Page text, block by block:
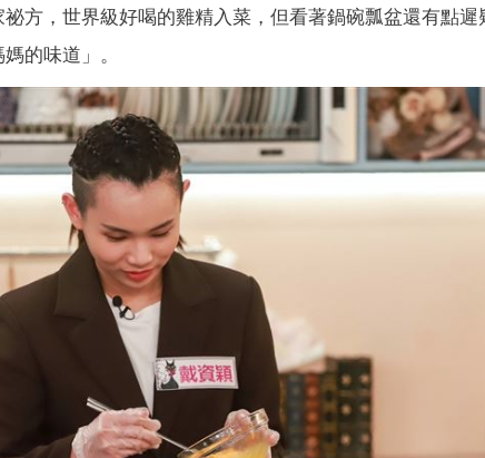
方，世界級好喝的雞精入菜，但看著鍋碗瓢盆還有點
的味道」。